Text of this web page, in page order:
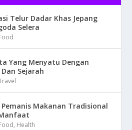
Telur Dadar Khas Jepang
Selera
Yang Menyatu Dengan
Sejarah
Makanan Tradisional
, Health